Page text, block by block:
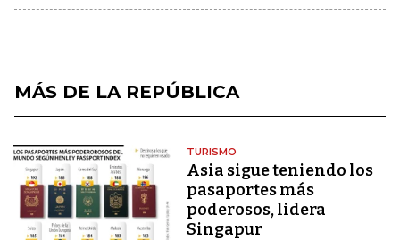
MÁS DE LA REPÚBLICA
TURISMO
Asia sigue teniendo los
pasaportes más
poderosos, lidera
Singapur